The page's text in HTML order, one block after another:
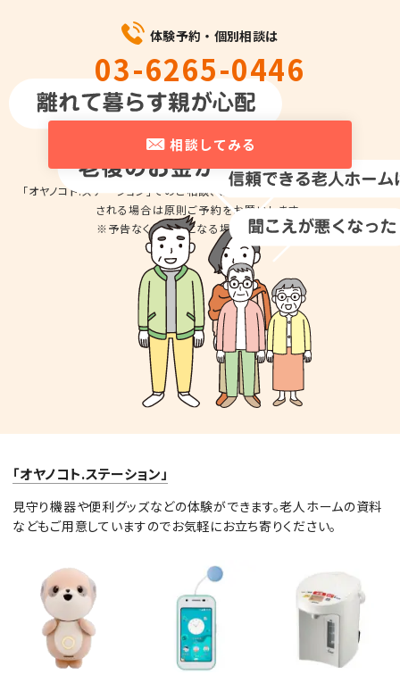
体験予約・個別相談は
03-6265-0446
平日10時～18時
相談してみる
「オヤノコト.ステーション」でのご相談、商品のお試しのため来店を希望
される場合は原則ご予約をお願いします。
※予告なくお休みとなる場合があります。
「オヤノコト.ステーション」
見守り機器や便利グッズなどの体験ができます。老人ホームの資料
などもご用意していますのでお気軽にお立ち寄りください。